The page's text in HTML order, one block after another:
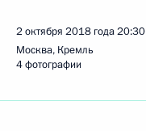
2 октября 2018 года20:30
Москва, Кремль
4 фотографии